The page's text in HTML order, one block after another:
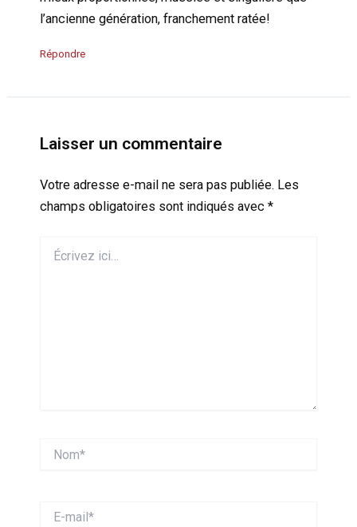
l’ancienne génération, franchement ratée!
Répondre
Laisser un commentaire
Votre adresse e-mail ne sera pas publiée. Les
champs obligatoires sont indiqués avec *
ici…
mail*